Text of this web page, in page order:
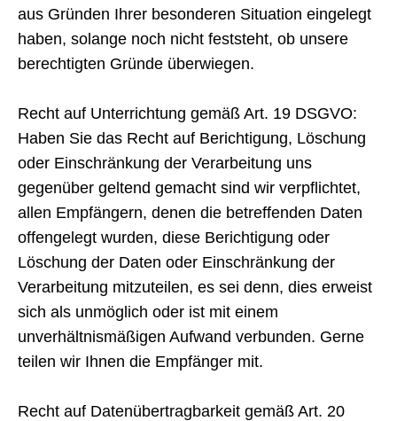
aus Gründen Ihrer besonderen Situation eingelegt
haben, solange noch nicht feststeht, ob unsere
berechtigten Gründe überwiegen.
Recht auf Unterrichtung gemäß Art. 19 DSGVO:
Haben Sie das Recht auf Berichtigung, Löschung
oder Einschränkung der Verarbeitung uns
gegenüber geltend gemacht sind wir verpflichtet,
allen Empfängern, denen die betreffenden Daten
offengelegt wurden, diese Berichtigung oder
Löschung der Daten oder Einschränkung der
Verarbeitung mitzuteilen, es sei denn, dies erweist
sich als unmöglich oder ist mit einem
unverhältnismäßigen Aufwand verbunden. Gerne
teilen wir Ihnen die Empfänger mit.
Recht auf Datenübertragbarkeit gemäß Art. 20